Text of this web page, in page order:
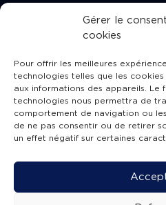
Gérer le
cookies
Pour offrir les meilleures
technologies telles que les
aux informations des appareils. Le
technologies nous permettra de
comportement de navigation ou
de ne pas consentir ou de retirer
un effet négatif sur certaines
TÉLÉCHARGEZ
SUIVEZ-
Mentions légales -